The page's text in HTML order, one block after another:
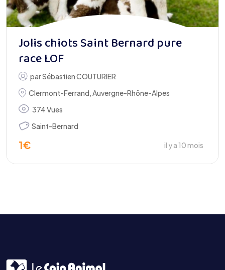
Jolis chiots Saint Bernard pure
race LOF
parSébastien COUTURIER
Clermont-Ferrand,Auvergne-Rhône-Alpes
374 Vues
Saint-Bernard
1€ il y a 10 mois